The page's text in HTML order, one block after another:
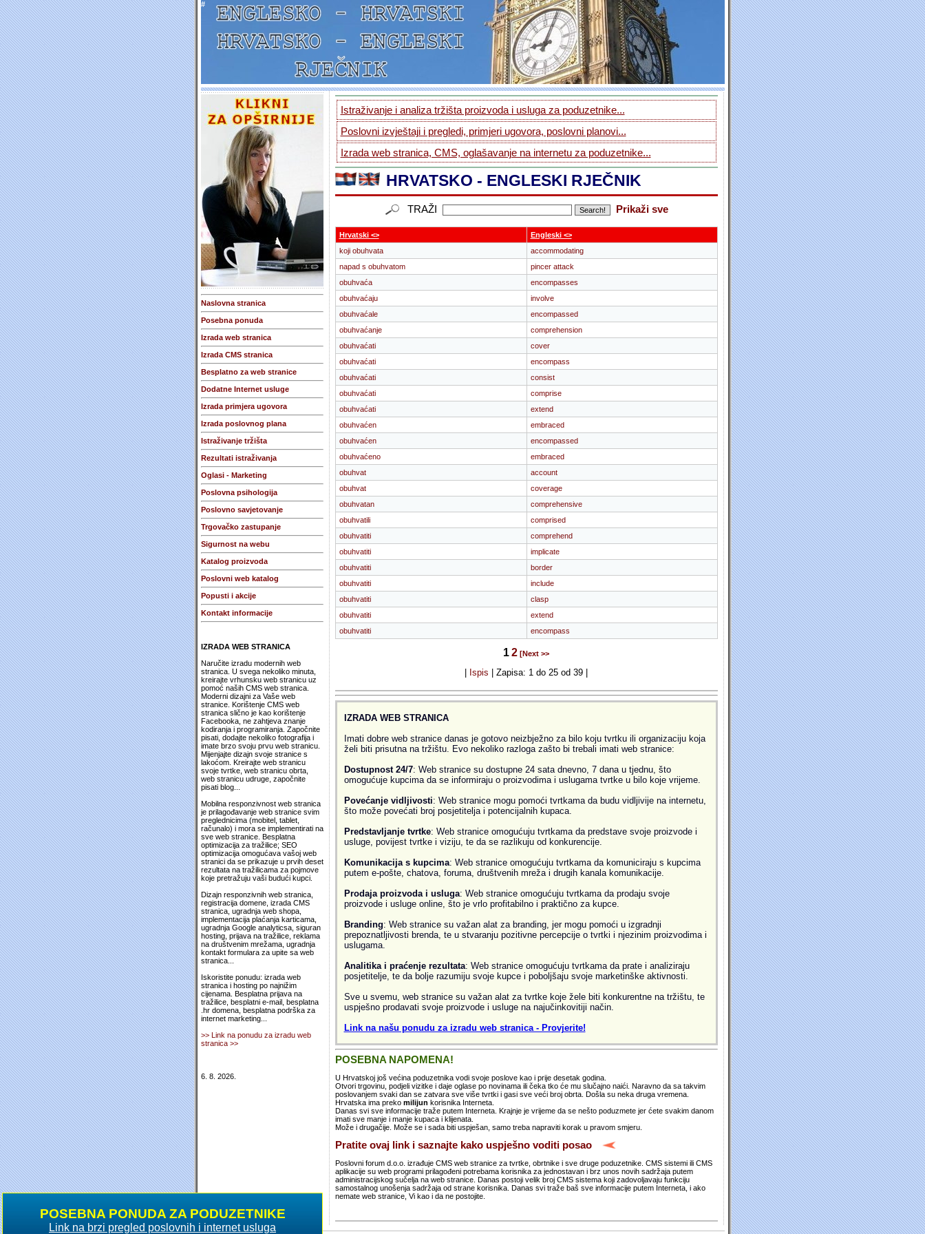
#
Naslovna stranica
Posebna ponuda
Izrada web stranica
Izrada CMS stranica
Besplatno za web stranice
Dodatne Internet usluge
Izrada primjera ugovora
Izrada poslovnog plana
Istraživanje tržišta
Rezultati istraživanja
Oglasi - Marketing
Poslovna psihologija
Poslovno savjetovanje
Trgovačko zastupanje
Sigurnost na webu
Katalog proizvoda
Poslovni web katalog
Popusti i akcije
Kontakt informacije
IZRADA WEB STRANICA
Naručite izradu modernih web
stranica. U svega nekoliko minuta,
kreirajte vrhunsku web stranicu uz
pomoć naših CMS web stranica.
Moderni dizajni za Vaše web
stranice. Korištenje CMS web
stranica slično je kao korištenje
Facebooka, ne zahtjeva znanje
kodiranja i programiranja. Započnite
pisati, dodajte nekoliko fotografija i
imate brzo svoju prvu web stranicu.
Mijenjajte dizajn svoje stranice s
lakoćom. Kreirajte web stranicu
svoje tvrtke, web stranicu obrta,
web stranicu udruge, započnite
pisati blog...
Mobilna responzivnost web stranica
je prilagođavanje web stranice svim
preglednicima (mobitel, tablet,
računalo) i mora se implementirati na
sve web stranice. Besplatna
optimizacija za tražilice; SEO
optimizacija omogućava vašoj web
stranici da se prikazuje u prvih deset
rezultata na tražilicama za pojmove
koje pretražuju vaši budući kupci.
Dizajn responzivnih web stranica,
registracija domene, izrada CMS
stranica, ugradnja web shopa,
implementacija plaćanja karticama,
ugradnja Google analyticsa, siguran
hosting, prijava na tražilice, reklama
na društvenim mrežama, ugradnja
kontakt formulara za upite sa web
stranica...
Iskoristite ponudu: izrada web
stranica i hosting po najnižim
cijenama. Besplatna prijava na
tražilice, besplatni e-mail, besplatna
.hr domena, besplatna podrška za
internet marketing...
>> Link na ponudu za izradu web
stranica >>
6. 8. 2026.
POSEBNA PONUDA ZA PODUZETNIKE
Link na brzi pregled poslovnih i internet usluga
Istraživanje i analiza tržišta proizvoda i usluga za poduzetnike...
Poslovni izvještaji i pregledi, primjeri ugovora, poslovni planovi...
Izrada web stranica, CMS, oglašavanje na internetu za poduzetnike...
HRVATSKO - ENGLESKI RJEČNIK
TRAŽI Prikaži sve
Hrvatski <>
Engleski <>
koji obuhvata
accommodating
napad s obuhvatom
pincer attack
obuhvaća
encompasses
obuhvaćaju
involve
obuhvaćale
encompassed
obuhvaćanje
comprehension
obuhvaćati
cover
obuhvaćati
encompass
obuhvaćati
consist
obuhvaćati
comprise
obuhvaćati
extend
obuhvaćen
embraced
obuhvaćen
encompassed
obuhvaćeno
embraced
obuhvat
account
obuhvat
coverage
obuhvatan
comprehensive
obuhvatili
comprised
obuhvatiti
comprehend
obuhvatiti
implicate
obuhvatiti
border
obuhvatiti
include
obuhvatiti
clasp
obuhvatiti
extend
obuhvatiti
encompass
12 [Next >>
Ispis | Zapisa: 1 do 25 od 39 |
IZRADA WEB STRANICA
Imati dobre web stranice danas je gotovo neizbježno za bilo koju tvrtku ili organizaciju koja
želi biti prisutna na tržištu. Evo nekoliko razloga zašto bi trebali imati web stranice:
Dostupnost 24/7: Web stranice su dostupne 24 sata dnevno, 7 dana u tjednu, što
omogućuje kupcima da se informiraju o proizvodima i uslugama tvrtke u bilo koje vrijeme.
Povećanje vidljivosti: Web stranice mogu pomoći tvrtkama da budu vidljivije na internetu,
što može povećati broj posjetitelja i potencijalnih kupaca.
Predstavljanje tvrtke: Web stranice omogućuju tvrtkama da predstave svoje proizvode i
usluge, povijest tvrtke i viziju, te da se razlikuju od konkurencije.
Komunikacija s kupcima: Web stranice omogućuju tvrtkama da komuniciraju s kupcima
putem e-pošte, chatova, foruma, društvenih mreža i drugih kanala komunikacije.
Prodaja proizvoda i usluga: Web stranice omogućuju tvrtkama da prodaju svoje
proizvode i usluge online, što je vrlo profitabilno i praktično za kupce.
Branding: Web stranice su važan alat za branding, jer mogu pomoći u izgradnji
prepoznatljivosti brenda, te u stvaranju pozitivne percepcije o tvrtki i njezinim proizvodima i
uslugama.
Analitika i praćenje rezultata: Web stranice omogućuju tvrtkama da prate i analiziraju
posjetitelje, te da bolje razumiju svoje kupce i poboljšaju svoje marketinške aktivnosti.
Sve u svemu, web stranice su važan alat za tvrtke koje žele biti konkurentne na tržištu, te
uspješno prodavati svoje proizvode i usluge na najučinkovitiji način.
Link na našu ponudu za izradu web stranica - Provjerite!
POSEBNA NAPOMENA!
U Hrvatskoj još većina poduzetnika vodi svoje poslove kao i prije desetak godina.
Otvori trgovinu, podjeli vizitke i daje oglase po novinama ili čeka tko će mu slučajno naići. Naravno da sa takvim
poslovanjem svaki dan se zatvara sve više tvrtki i gasi sve veći broj obrta. Došla su neka druga vremena.
Hrvatska ima preko milijun korisnika Interneta.
Danas svi sve informacije traže putem Interneta. Krajnje je vrijeme da se nešto poduzmete jer ćete svakim danom
imati sve manje i manje kupaca i klijenata.
Može i drugačije. Može se i sada biti uspješan, samo treba napraviti korak u pravom smjeru.
Pratite ovaj link i saznajte kako uspješno voditi posao
Poslovni forum d.o.o. izrađuje CMS web stranice za tvrtke, obrtnike i sve druge poduzetnike. CMS sistemi ili CMS
aplikacije su web programi prilagođeni potrebama korisnika za jednostavan i brz unos novih sadržaja putem
administracijskog sučelja na web stranice. Danas postoji velik broj CMS sistema koji zadovoljavaju funkciju
samostalnog unošenja sadržaja od strane korisnika. Danas svi traže baš sve informacije putem Interneta, i ako
nemate web stranice, Vi kao i da ne postojite.